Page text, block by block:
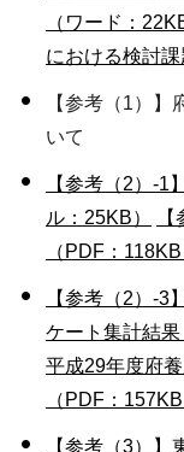
（ワード：
における検討課
【参考（1）
いて
【参考（2）-1
ル：25KB）
（PDF：118KB
【参考（2）-
ケート集計結果
平成29年度府
（PDF：157KB
【参考（3）】